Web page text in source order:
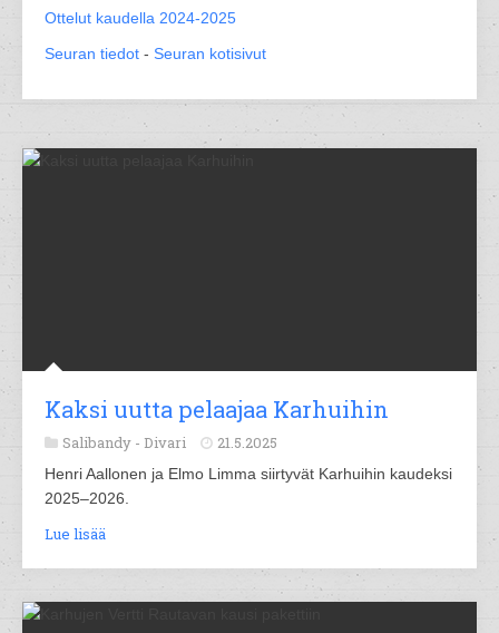
Ottelut kaudella 2024-2025
Seuran tiedot - Seuran kotisivut
Kaksi uutta pelaajaa Karhuihin
Salibandy - Divari 21.5.2025
Henri Aallonen ja Elmo Limma siirtyvät Karhuihin kaudeksi
2025–2026.
Lue lisää